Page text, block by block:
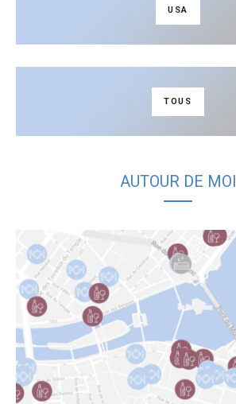
USA
TOUS
AUTOUR DE MOI